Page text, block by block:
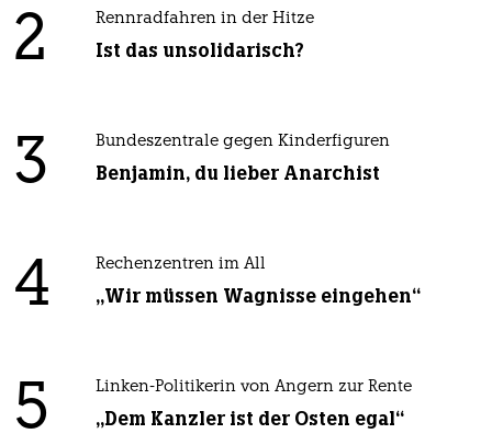
2 Rennradfahren in der Hitze
Ist das unsolidarisch?
3 Bundeszentrale gegen Kinderfiguren
Benjamin, du lieber Anarchist
4 Rechenzentren im All
„Wir müssen Wagnisse eingehen“
5 Linken-Politikerin von Angern zur Rente
„Dem Kanzler ist der Osten egal“